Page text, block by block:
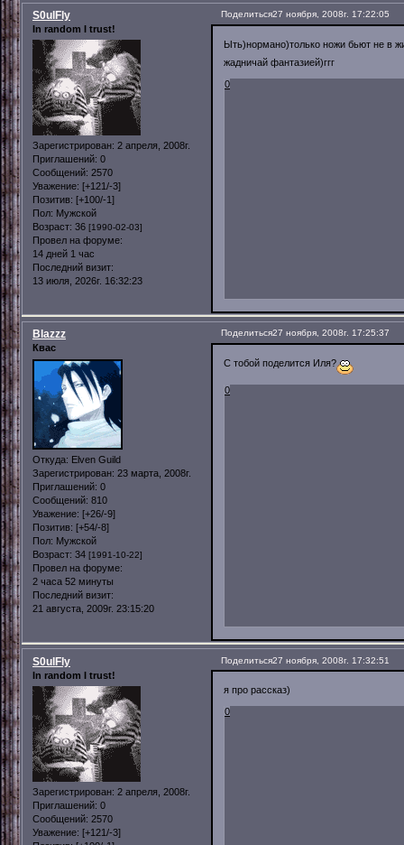
Поделиться27 ноября, 2008г. 17:22:05
S0ulFly
In random I trust!
Зарегистрирован: 2 апреля, 2008г.
Приглашений: 0
Сообщений: 2570
Уважение: [+121/-3]
Позитив: [+100/-1]
Пол: Мужской
Возраст: 36 [1990-02-03]
Провел на форуме:
14 дней 1 час
Последний визит:
13 июля, 2026г. 16:32:23
Ыть)нормано)только ножи бьют не в
жадничай фантазией)ггг
0
Поделиться27 ноября, 2008г. 17:25:37
Blazzz
Квас
Откуда: Elven Guild
Зарегистрирован: 23 марта, 2008г.
Приглашений: 0
Сообщений: 810
Уважение: [+26/-9]
Позитив: [+54/-8]
Пол: Мужской
Возраст: 34 [1991-10-22]
Провел на форуме:
2 часа 52 минуты
Последний визит:
21 августа, 2009г. 23:15:20
С тобой поделится Иля?
0
Поделиться27 ноября, 2008г. 17:32:51
S0ulFly
In random I trust!
Зарегистрирован: 2 апреля, 2008г.
Приглашений: 0
Сообщений: 2570
Уважение: [+121/-3]
я про рассказ)
0